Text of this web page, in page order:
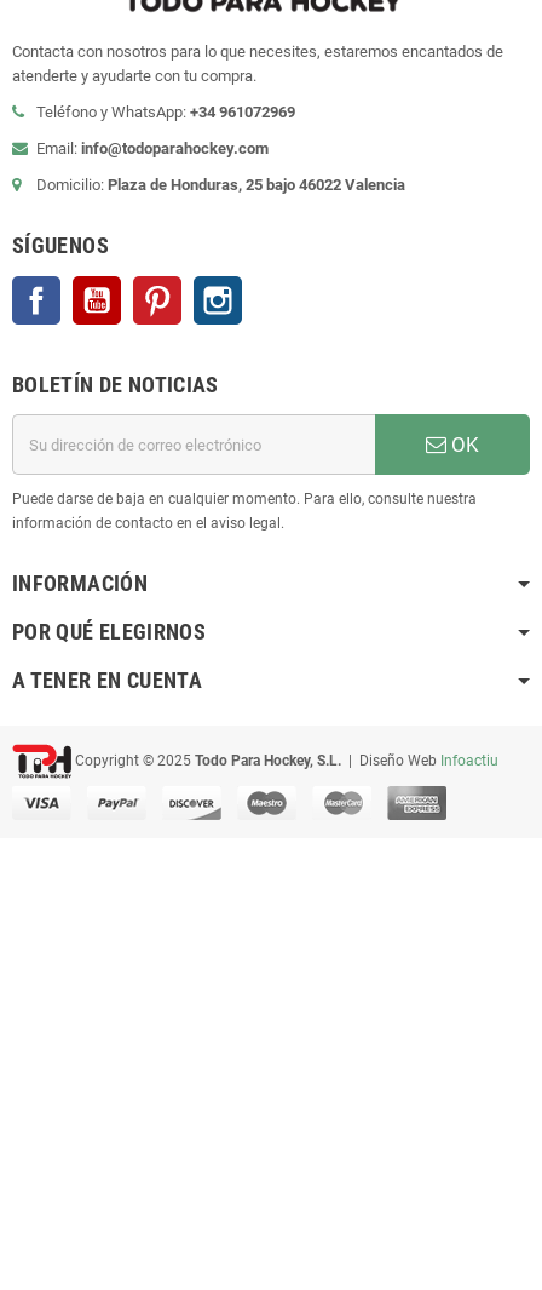
Contacta con nosotros para lo que necesites, estaremos encantados de
atenderte y ayudarte con tu compra.
Teléfono y WhatsApp: +34 961072969
Email: info@todoparahockey.com
Domicilio: Plaza de Honduras, 25 bajo 46022 Valencia
SÍGUENOS
Facebook YouTube Pinterest
BOLETÍN DE NOTICIAS
OK
Puede darse de baja en cualquier momento. Para ello, consulte nuestra
información de contacto en el aviso legal.
INFORMACIÓN
POR QUÉ ELEGIRNOS
A TENER EN CUENTA
Copyright © 2025 Todo Para Hockey, S.L. | Diseño Web Infoactiu